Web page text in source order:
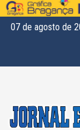
07 de agosto de